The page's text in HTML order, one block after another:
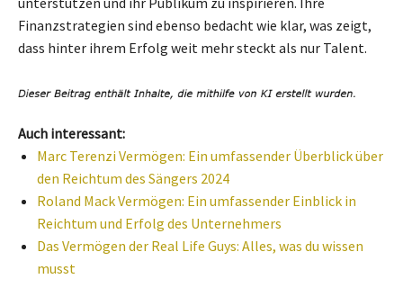
Finanzstrategien sind ebenso bedacht wie klar, was zeigt,
dass hinter ihrem Erfolg weit mehr steckt als nur Talent.
Auch interessant:
Marc Terenzi Vermögen: Ein umfassender Überblick über
den Reichtum des Sängers 2024
Roland Mack Vermögen: Ein umfassender Einblick in
Reichtum und Erfolg des Unternehmers
Das Vermögen der Real Life Guys: Alles, was du wissen
musst